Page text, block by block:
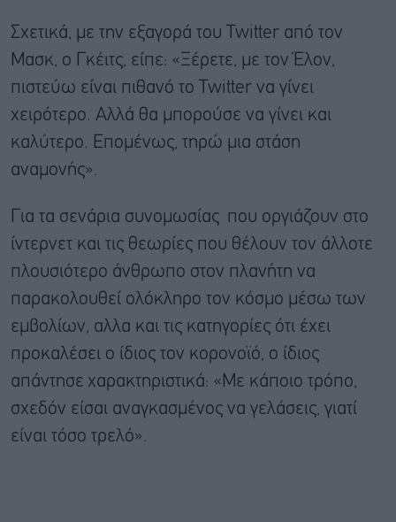
Σχετικά, με την εξαγορά του Twitter από τον
Μασκ, ο Γκέιτς, είπε: «Ξέρετε, με τον Έλον,
πιστεύω είναι πιθανό το Twitter να γίνει
χειρότερο. Αλλά θα μπορούσε να γίνει και
καλύτερο. Επομένως, τηρώ μια στάση
αναμονής».
Για τα σενάρια συνομωσίας που οργιάζουν στο
ίντερνετ και τις θεωρίες που θέλουν τον άλλοτε
πλουσιότερο άνθρωπο στον πλανήτη να
παρακολουθεί ολόκληρο τον κόσμο μέσω των
εμβολίων, αλλα και τις κατηγορίες ότι έχει
προκαλέσει ο ίδιος τον κορονοϊό, ο ίδιος
απάντησε χαρακτηριστικά: «Με κάποιο τρόπο,
σχεδόν είσαι αναγκασμένος να γελάσεις, γιατί
είναι τόσο τρελό».